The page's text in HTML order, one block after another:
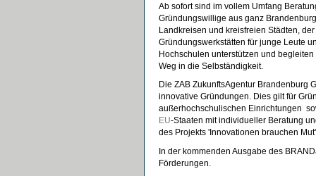
Ab sofort sind im vollem Umfang
Gründungswillige aus ganz
Landkreisen und kreisfreien Städten,
Gründungswerkstätten für junge Leute
Hochschulen unterstützen und
Weg in die Selbständigkeit.
Die ZAB ZukunftsAgentur Brandenburg
innovative Gründungen. Dies gilt für
außerhochschulischen Einrichtungen
EU-Staaten mit individueller Beratung
des Projekts 'Innovationen brauchen
In der kommenden Ausgabe des
Förderungen.